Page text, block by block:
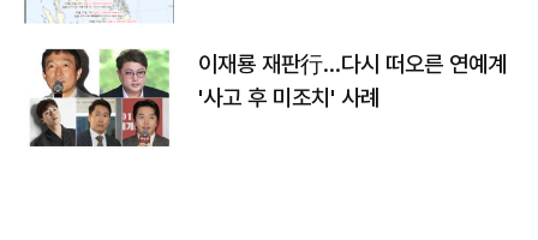
이재룡 재판行…다시 떠오른 연예계
'사고 후 미조치' 사례